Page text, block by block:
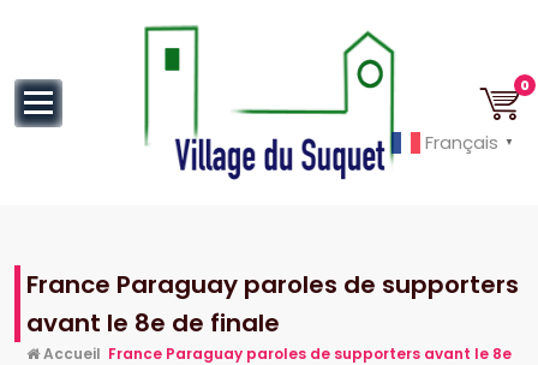
0
France Paraguay paroles de supporters
avant le 8e de finale
Accueil France Paraguay paroles de supporters avant le 8e
Français ▼